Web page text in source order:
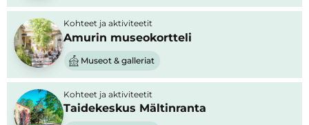
Kohteet ja aktiviteetit
Amurin museokortteli
Museot & galleriat
Kohteet ja aktiviteetit
Taidekeskus Mältinranta